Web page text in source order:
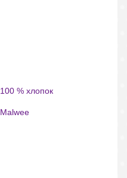
100 % хлопок
Malwee